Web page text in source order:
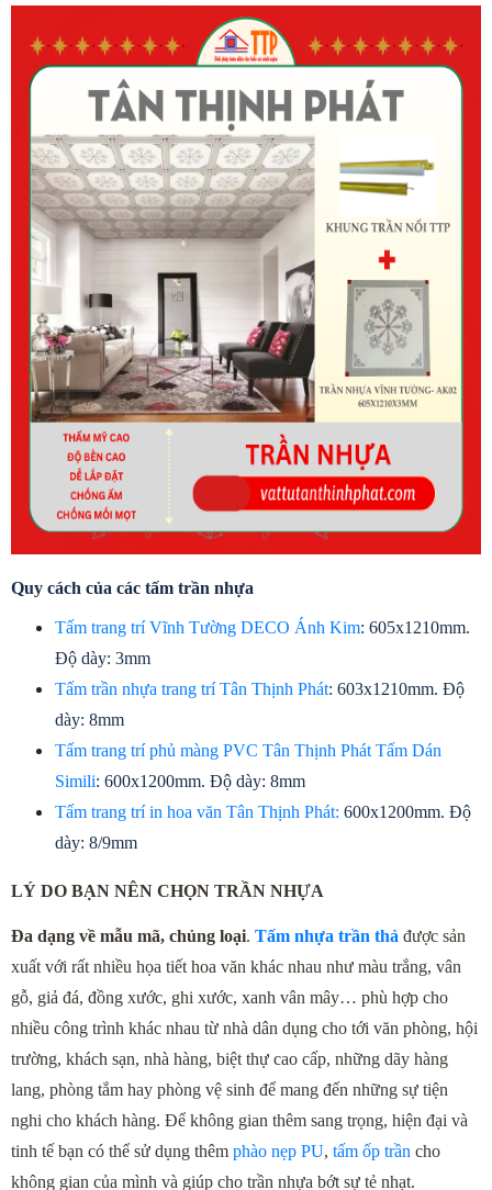
Quy cách của các tấm trần nhựa
Tấm trang trí Vĩnh Tường DECO Ánh Kim: 605x1210mm.
Độ dày: 3mm
Tấm trần nhựa trang trí Tân Thịnh Phát: 603x1210mm. Độ
dày: 8mm
Tấm trang trí phủ màng PVC Tân Thịnh Phát Tấm Dán
Simili: 600x1200mm. Độ dày: 8mm
Tấm trang trí in hoa văn Tân Thịnh Phát: 600x1200mm. Độ
dày: 8/9mm
LÝ DO BẠN NÊN CHỌN TRẦN NHỰA
Đa dạng về mẫu mã, chủng loại. Tấm nhựa trần thả được sản
xuất với rất nhiều họa tiết hoa văn khác nhau như màu trắng, vân
gỗ, giả đá, đồng xước, ghi xước, xanh vân mây… phù hợp cho
nhiều công trình khác nhau từ nhà dân dụng cho tới văn phòng, hội
trường, khách sạn, nhà hàng, biệt thự cao cấp, những dãy hàng
lang, phòng tắm hay phòng vệ sinh để mang đến những sự tiện
nghi cho khách hàng. Để không gian thêm sang trọng, hiện đại và
tinh tế bạn có thể sử dụng thêm phào nẹp PU, tấm ốp trần cho
không gian của mình và giúp cho trần nhựa bớt sự tẻ nhạt.